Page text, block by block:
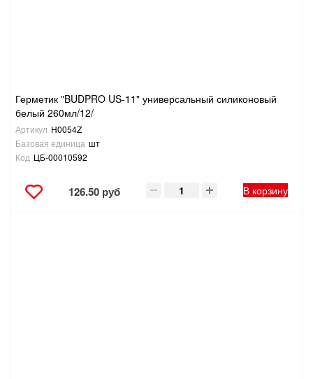
Герметик "BUDPRO US-11" универсальный силиконовый
белый 260мл/12/
Артикул H0054Z
Базовая единица шт
Код ЦБ-00010592
126.50 руб В корзину